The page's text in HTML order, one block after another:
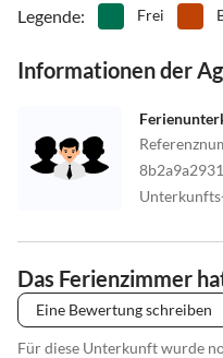
Legende: Frei
Informationen der
Das Ferienzimmer
Eine Bewertung schreiben
Für diese Unterkunft wurde